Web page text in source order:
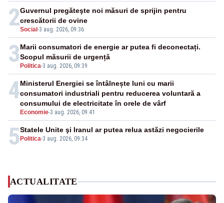
2Social -3 aug. 2026, 09:36
Guvernul pregăteşte noi măsuri de sprijin pentru
crescătorii de ovine
3 Politica-3 aug. 2026, 09:39
Marii consumatori de energie ar putea fi deconectați.
Scopul măsurii de urgență
4
Economie-3 aug. 2026, 09:41
Ministerul Energiei se întâlnește luni cu marii
consumatori industriali pentru reducerea voluntară a
consumului de electricitate în orele de vârf
5 Politica-3 aug. 2026, 09:34
Statele Unite şi Iranul ar putea relua astăzi negocierile
ACTUALITATE